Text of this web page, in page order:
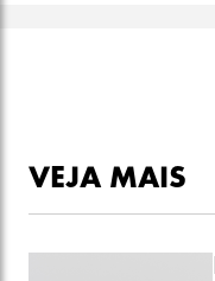
VEJA MAIS